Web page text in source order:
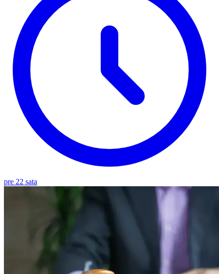
pre 22 sata